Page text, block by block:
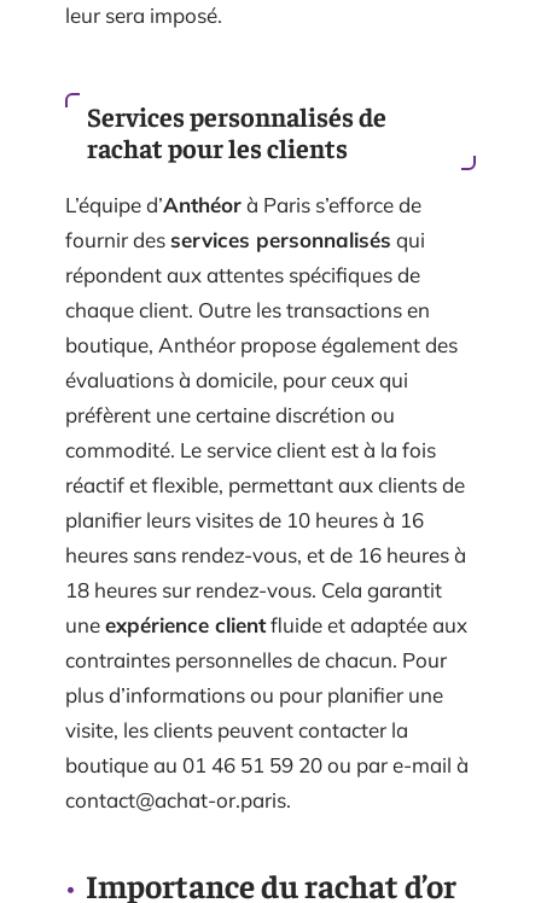
leur sera imposé.
Services personnalisés de
rachat pour les clients
L’équipe d’Anthéorà Paris s’efforce de
fournir desservices personnalisés qui
répondent aux attentes spécifiques de
chaque client. Outre les transactions en
boutique, Anthéor propose également des
évaluations à domicile, pour ceux qui
préfèrent une certaine discrétion ou
commodité. Le service client est à la fois
réactif et flexible, permettant aux clients de
planifier leurs visites de 10 heures à 16
heures sans rendez-vous, et de 16 heures à
18 heures sur rendez-vous. Cela garantit
uneexpérience clientfluide et adaptée aux
contraintes personnelles de chacun. Pour
plus d’informations ou pour planifier une
visite, les clients peuvent contacter la
boutique au 01 46 51 59 20 ou par e-mail à
contact@achat-or.paris.
Importance du rachat d’or